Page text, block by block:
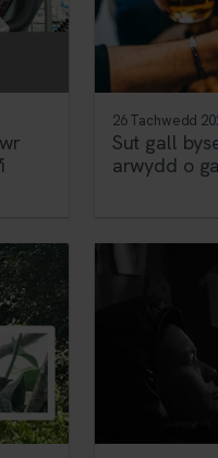
26 Tachwedd
Sut gall
arwydd o